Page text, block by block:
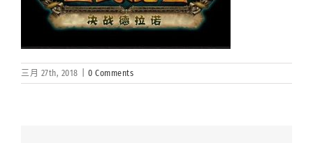
三月 27th, 2018 0 Comments